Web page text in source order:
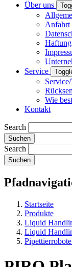
Über uns
Anfahrt
Service
Wie
Kontakt
Search
Search
Startseite
Produkte
Liquid
Liquid